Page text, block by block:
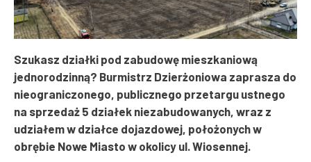
Szukasz działki pod zabudowę mieszkaniową
jednorodzinną? Burmistrz Dzierżoniowa zaprasza do
nieograniczonego, publicznego przetargu ustnego
na sprzedaż 5 działek niezabudowanych, wraz z
udziałem w działce dojazdowej, położonych w
obrębie Nowe Miasto w okolicy ul. Wiosennej.